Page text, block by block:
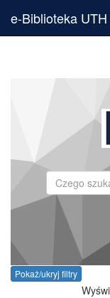
e-Biblioteka UTH
Pokaż/ukryj filtry